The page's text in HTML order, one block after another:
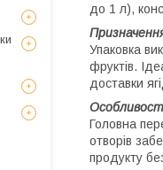
до 1 л),
Упаковка
фруктів.
доставки
Головна
отворів
продукту